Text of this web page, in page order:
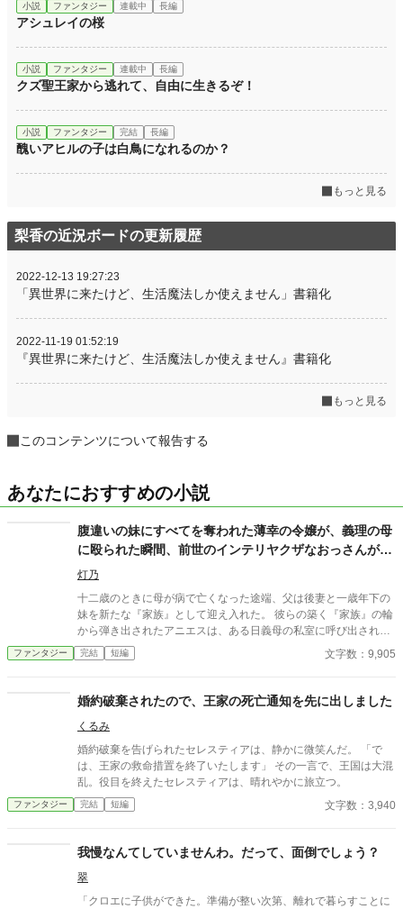
小説 ファンタジー 連載中 長編
アシュレイの桜
小説 ファンタジー 連載中 長編
クズ聖王家から逃れて、自由に生きるぞ！
小説 ファンタジー 完結 長編
醜いアヒルの子は白鳥になれるのか？
もっと見る
梨香の近況ボードの更新履歴
2022-12-13 19:27:23
「異世界に来たけど、生活魔法しか使えません」書籍化
2022-11-19 01:52:19
『異世界に来たけど、生活魔法しか使えません』書籍化
もっと見る
このコンテンツについて報告する
あなたにおすすめの小説
腹違いの妹にすべてを奪われた薄幸の令嬢が、義理の母
に殴られた瞬間、前世のインテリヤクザなおっさんがぶ
ちギレた場合。
灯乃
十二歳のときに母が病で亡くなった途端、父は後妻と一歳年下の
妹を新たな『家族』として迎え入れた。 彼らの築く『家族』の輪
から弾き出されたアニエスは、ある日義母の私室に呼び出され―
―。 タイトル通りのおっさんコメディーです。
ファンタジー 完結 短編 文字数：9,905
婚約破棄されたので、王家の死亡通知を先に出しました
くるみ
婚約破棄を告げられたセレスティアは、静かに微笑んだ。 「で
は、王家の救命措置を終了いたします」 その一言で、王国は大混
乱。役目を終えたセレスティアは、晴れやかに旅立つ。
ファンタジー 完結 短編 文字数：3,940
我慢なんてしていませんわ。だって、面倒でしょう？
翠
「クロエに子供ができた。準備が整い次第、離れで暮らすことに